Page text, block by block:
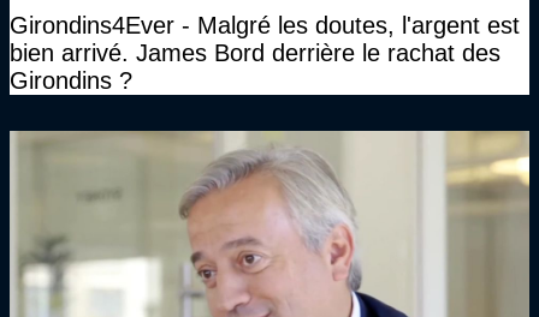
Girondins4Ever - Malgré les doutes, l'argent est
bien arrivé. James Bord derrière le rachat des
Girondins ?